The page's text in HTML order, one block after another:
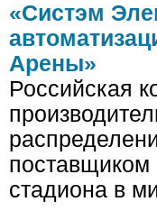
«Систэм
Арены»
Российская
поставщиком
стадиона в